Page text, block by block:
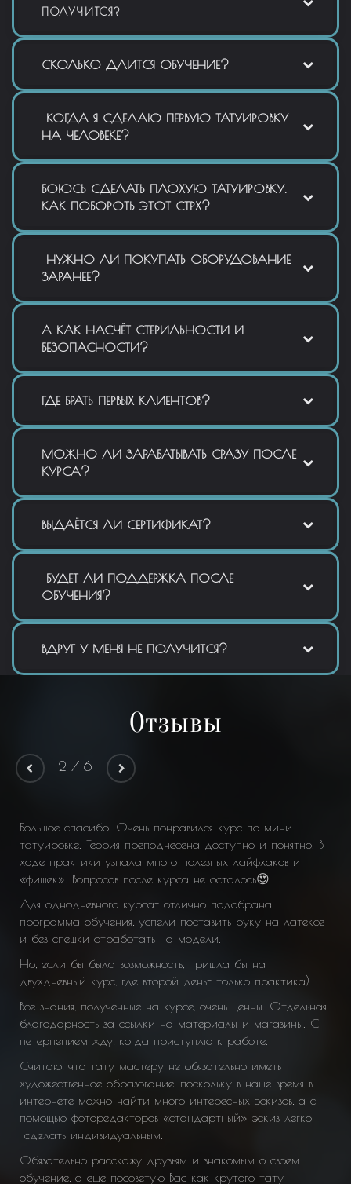
ПОЛУЧИТСЯ?
СКОЛЬКО ДЛИТСЯ ОБУЧЕНИЕ?
КОГДА Я СДЕЛАЮ ПЕРВУЮ ТАТУИРОВКУ
НА ЧЕЛОВЕКЕ?
БОЮСЬ СДЕЛАТЬ ПЛОХУЮ ТАТУИРОВКУ.
КАК ПОБОРОТЬ ЭТОТ СТРХ?
НУЖНО ЛИ ПОКУПАТЬ ОБОРУДОВАНИЕ
ЗАРАНЕЕ?
А КАК НАСЧЁТ СТЕРИЛЬНОСТИ И
БЕЗОПАСНОСТИ?
ГДЕ БРАТЬ ПЕРВЫХ КЛИЕНТОВ?
МОЖНО ЛИ ЗАРАБАТЫВАТЬ СРАЗУ ПОСЛЕ
КУРСА?
ВЫДАЁТСЯ ЛИ СЕРТИФИКАТ?
БУДЕТ ЛИ ПОДДЕРЖКА ПОСЛЕ
ОБУЧЕНИЯ?
ВДРУГ У МЕНЯ НЕ ПОЛУЧИТСЯ?
Отзывы
2 /6
Большое спасибо! Очень понравился курс по мини
татуировке. Теория преподнесена доступно и понятно. В
ходе практики узнала много полезных лайфхаков и
«фишек». Вопросов после курса не осталось😍
Для однодневного курса- отлично подобрана
программа обучения, успели поставить руку на латексе
и без спешки отработать на модели.
Но, если бы была возможность, пришла бы на
двухдневный курс, где второй день- только практика)
Все знания, полученные на курсе, очень ценны. Отдельная
благодарность за ссылки на материалы и магазины. С
нетерпением жду, когда приступлю к работе.
Считаю, что тату-мастеру не обязательно иметь
художественное образование, поскольку в наше время в
интернете можно найти много интересных эскизов, а с
помощью фоторедакторов «стандартный» эскиз легко
сделать индивидуальным.
Обязательно расскажу друзьям и знакомым о своем
обучение, а еще посоветую Вас как крутого тату